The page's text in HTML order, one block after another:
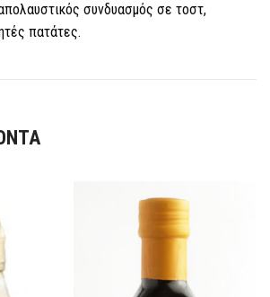
συνδυασμός σε τοστ,
πατάτες.